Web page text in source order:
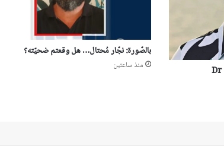
بالصّورة: نجّار مُحتال… هل وقعتم ضحيّته؟
منذ ساعتين